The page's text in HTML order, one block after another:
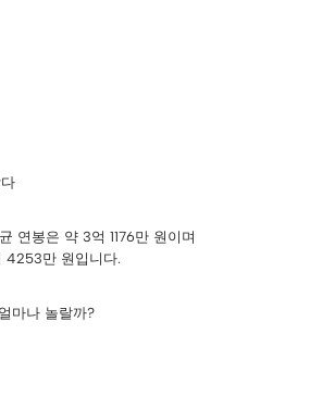
연봉은 약 3억 1176만 원이며
4253만 원입니다.
마나 놀랄까?